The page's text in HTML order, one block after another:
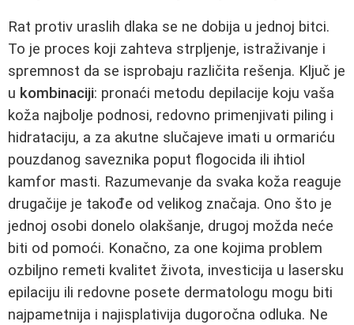
Rat protiv uraslih dlaka se ne dobija u jednoj bitci.
To je proces koji zahteva strpljenje, istraživanje i
spremnost da se isprobaju različita rešenja. Ključ je
u kombinaciji: pronaći metodu depilacije koju vaša
koža najbolje podnosi, redovno primenjivati piling i
hidrataciju, a za akutne slučajeve imati u ormariću
pouzdanog saveznika poput flogocida ili ihtiol
kamfor masti. Razumevanje da svaka koža reaguje
drugačije je takođe od velikog značaja. Ono što je
jednoj osobi donelo olakšanje, drugoj možda neće
biti od pomoći. Konačno, za one kojima problem
ozbiljno remeti kvalitet života, investicija u lasersku
epilaciju ili redovne posete dermatologu mogu biti
najpametnija i najisplativija dugoročna odluka. Ne